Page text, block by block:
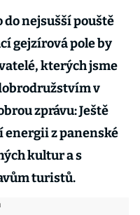
nejsušší pouště
gejzírová pole by
kterých jsme
v
zprávu: Ještě
energii z panenské
kultur a s
turistů.